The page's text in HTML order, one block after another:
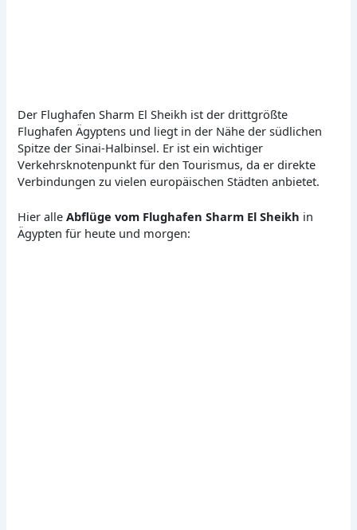
Der Flughafen Sharm El Sheikh ist der drittgrößte
Flughafen Ägyptens und liegt in der Nähe der südlichen
Spitze der Sinai-Halbinsel. Er ist ein wichtiger
Verkehrsknotenpunkt für den Tourismus, da er direkte
Verbindungen zu vielen europäischen Städten anbietet.
Hier alleAbflüge vom Flughafen Sharm El Sheikh in
Ägypten für heute und morgen: